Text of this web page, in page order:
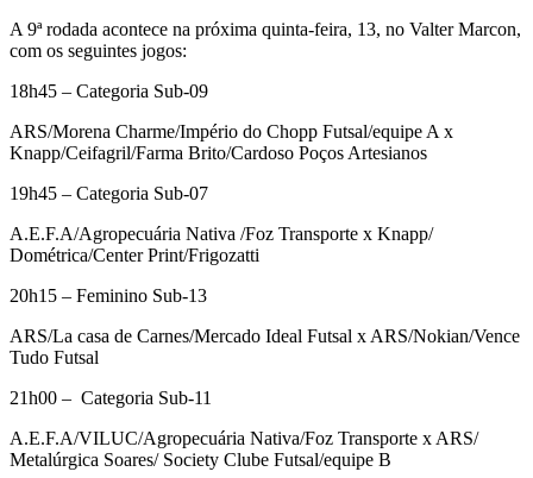
A 9ª rodada acontece na próxima quinta-feira, 13, no Valter Marcon,
com os seguintes jogos:
18h45 – Categoria Sub-09
ARS/Morena Charme/Império do Chopp Futsal/equipe A x
Knapp/Ceifagril/Farma Brito/Cardoso Poços Artesianos
19h45 – Categoria Sub-07
A.E.F.A/Agropecuária Nativa /Foz Transporte x Knapp/
Dométrica/Center Print/Frigozatti
20h15 – Feminino Sub-13
ARS/La casa de Carnes/Mercado Ideal Futsal x ARS/Nokian/Vence
Tudo Futsal
21h00 – Categoria Sub-11
A.E.F.A/VILUC/Agropecuária Nativa/Foz Transporte x ARS/
Metalúrgica Soares/ Society Clube Futsal/equipe B